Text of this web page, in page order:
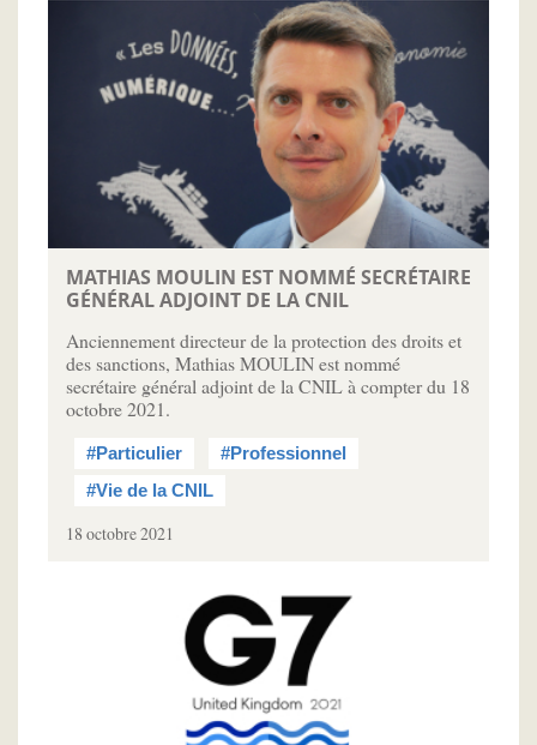
MATHIAS MOULIN EST NOMMÉ SECRÉTAIRE
GÉNÉRAL ADJOINT DE LA CNIL
Anciennement directeur de la protection des droits et
des sanctions, Mathias MOULIN est nommé
secrétaire général adjoint de la CNIL à compter du 18
octobre 2021.
#Particulier
#Professionnel
#Vie de la CNIL
18 octobre 2021